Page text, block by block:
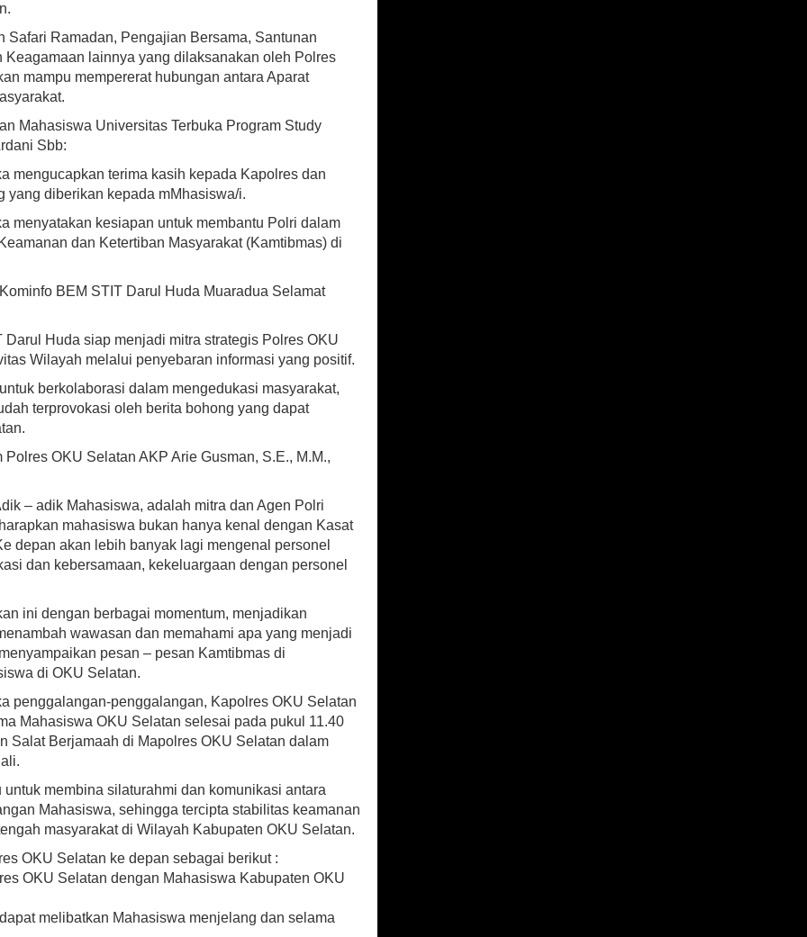
Safari Ramadan, Pengajian Bersama, Santunan
Keagamaan lainnya yang dilaksanakan oleh Polres
mampu mempererat hubungan antara Aparat
Mahasiswa Universitas Terbuka Program Study
Sbb:
mengucapkan terima kasih kepada Kapolres dan
yang diberikan kepada mMhasiswa/i.
menyatakan kesiapan untuk membantu Polri dalam
dan Ketertiban Masyarakat (Kamtibmas) di
BEM STIT Darul Huda Muaradua Selamat
Huda siap menjadi mitra strategis Polres OKU
Wilayah melalui penyebaran informasi yang positif.
berkolaborasi dalam mengedukasi masyarakat,
terprovokasi oleh berita bohong yang dapat
OKU Selatan AKP Arie Gusman, S.E., M.M.,
– adik Mahasiswa, adalah mitra dan Agen Polri
mahasiswa bukan hanya kenal dengan Kasat
depan akan lebih banyak lagi mengenal personel
dan kebersamaan, kekeluargaan dengan personel
ini dengan berbagai momentum, menjadikan
wawasan dan memahami apa yang menjadi
pesan – pesan Kamtibmas di
di OKU Selatan.
penggalangan-penggalangan, Kapolres OKU Selatan
Mahasiswa OKU Selatan selesai pada pukul 11.40
Salat Berjamaah di Mapolres OKU Selatan dalam
membina silaturahmi dan komunikasi antara
Mahasiswa, sehingga tercipta stabilitas keamanan
masyarakat di Wilayah Kabupaten OKU Selatan.
OKU Selatan ke depan sebagai berikut :
OKU Selatan dengan Mahasiswa Kabupaten OKU
melibatkan Mahasiswa menjelang dan selama